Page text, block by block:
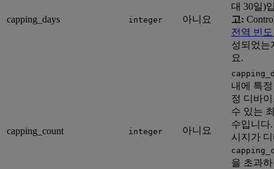
capping_days integer 아니요
대 30일)
고:
전역 빈
성되었는
요.
capping_count integer 아니요
내에 특
정 디바
수 있는
수입니다
시지가
을 초과